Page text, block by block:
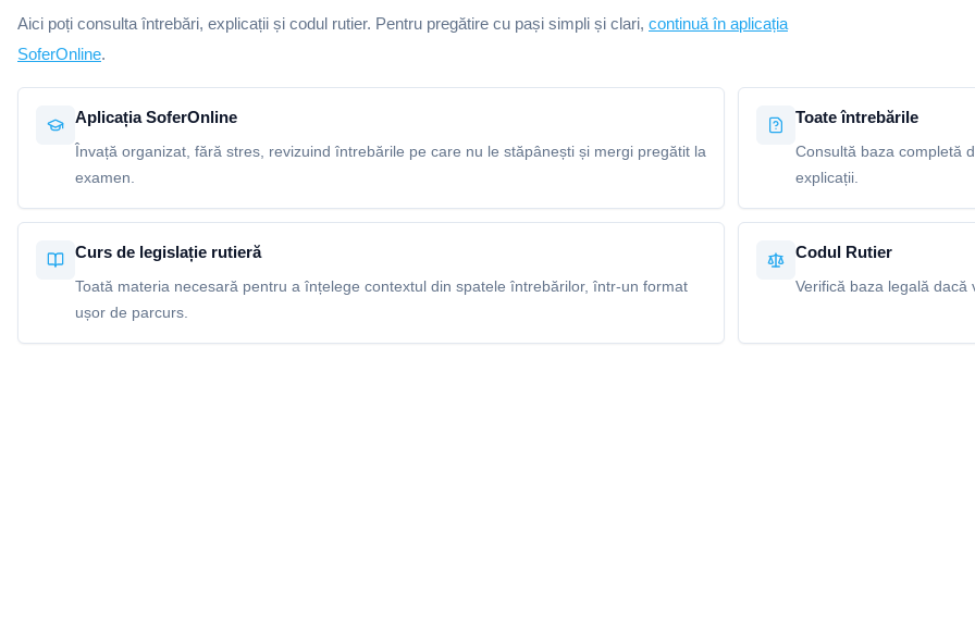
Aici poți consulta întrebări, explicații și codul rutier. Pentru pregătire cu pași simpli și clari, continuă în aplicația
SoferOnline.
Aplicația SoferOnline
Învață organizat, fără stres, revizuind întrebările pe care nu le stăpânești și mergi pregătit la
examen.
Toate întrebările
Consultă baza completă
explicații.
Curs de legislație rutieră
Toată materia necesară pentru a înțelege contextul din spatele întrebărilor, într-un format
ușor de parcurs.
Codul Rutier
Verifică baza legală dacă